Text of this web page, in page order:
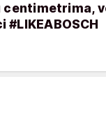
centimetrima,